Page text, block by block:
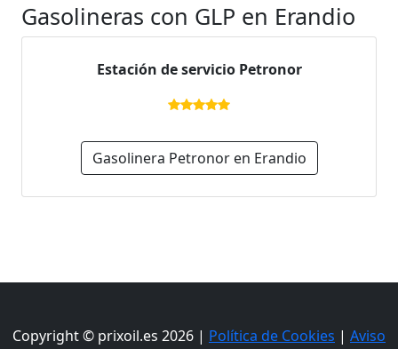
Gasolineras con GLP en Erandio
Estación de servicio Petronor
Gasolinera Petronor en Erandio
Copyright © prixoil.es 2026 | Política de Cookies | Aviso